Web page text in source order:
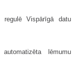
Vispārīgā datu
lēmumu